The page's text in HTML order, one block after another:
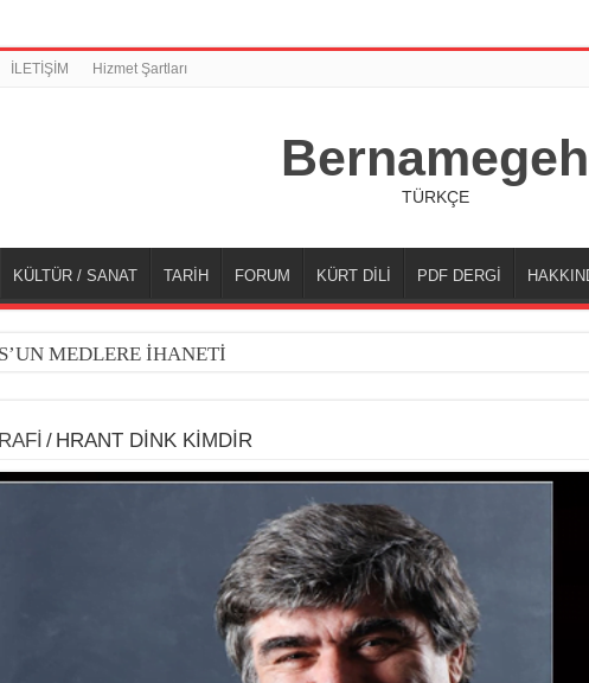
İLETİŞİM Hizmet Şartları
Bernamegeh
TÜRKÇE
KÜLTÜR / SANAT TARİH FORUM KÜRT DİLİ PDF DERGİ
MEDLERE İHANETİ
/ HRANT DİNK KİMDİR